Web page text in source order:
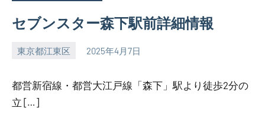
セブンスター森下駅前詳細情報
東京都江東区 2025年4月7日
SEZIMO
都営新宿線・都営大江戸線「森下」駅より徒歩2分の
立 […]